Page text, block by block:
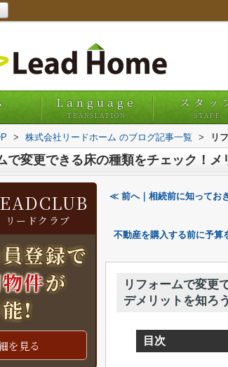
Language
TRANSLATION
スタッ
STAFF
> 株式会社リードホーム のブログ記事一覧 > リ
で変更できる床の種類をチェック！メ
≪ 前へ｜相続前に知ってお
不動産を購入する前に予算
リフォームで変更
デメリットを知ろう
目次
リードクラブ
登録で
件が
!
を見る